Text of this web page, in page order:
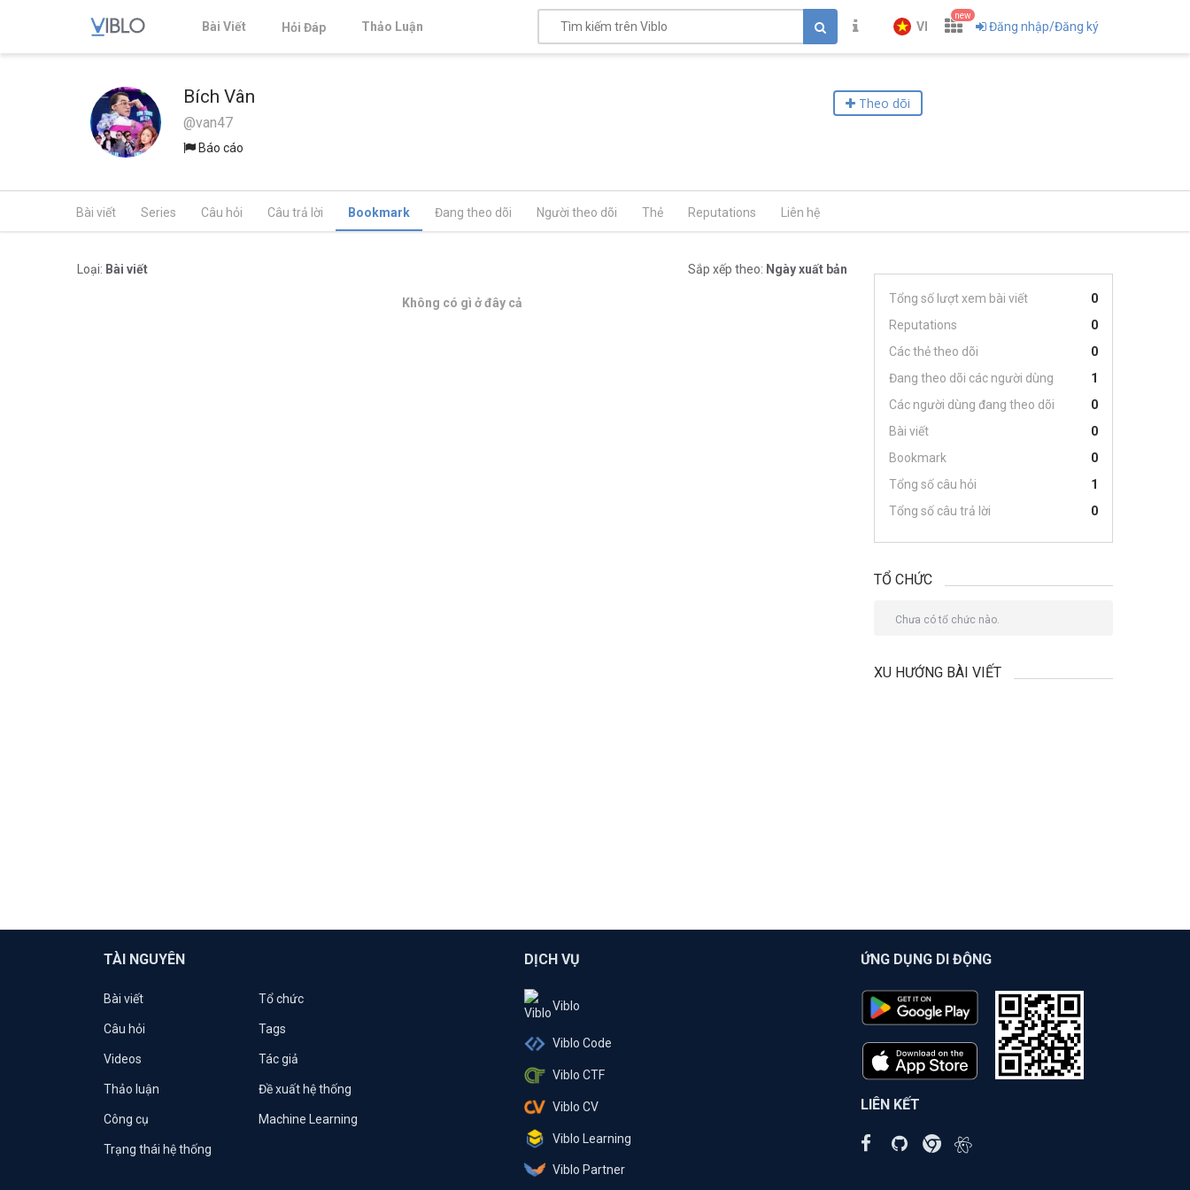
Bài Viết Hỏi Đáp Thảo Luận VI
new
Đăng nhập/Đăng ký
Bích Vân
@van47
Báo cáo
Theo dõi
Bài viết Series Câu hỏi Câu trả lời Bookmark Đang theo dõi Người theo dõi Thẻ Reputations Liên hệ
Loại: Bài viết Sắp xếp theo: Ngày xuất bản
Không có gì ở đây cả Tổng số lượt xem bài viết
0
Reputations
0
Các thẻ theo dõi
0
Đang theo dõi các người dùng
1
Các người dùng đang theo dõi
0
Bài viết
0
Bookmark
0
Tổng số câu hỏi
1
Tổng số câu trả lời
0
TỔ CHỨC
Chưa có tổ chức nào.
XU HƯỚNG BÀI VIẾT
TÀI NGUYÊN
Bài viết Tổ chức
Câu hỏi Tags
Videos Tác giả
Thảo luận Đề xuất hệ thống
Công cụ Machine Learning
Trạng thái hệ thống
DỊCH VỤ
Viblo
Viblo Code
Viblo CTF
Viblo CV
Viblo Learning
Viblo Partner
ỨNG DỤNG DI ĐỘNG
LIÊN KẾT